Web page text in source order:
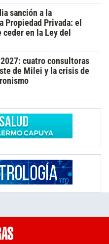
sanción a la
Propiedad Privada: el
en la Ley del
cuatro consultoras
de Milei y la crisis de